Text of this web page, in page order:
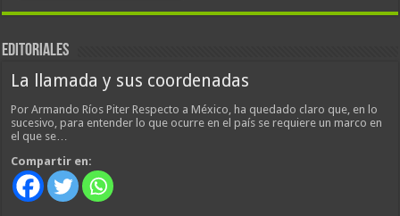
EDITORIALES
La llamada y sus coordenadas
Por Armando Ríos Piter Respecto a México, ha quedado claro que, en lo
sucesivo, para entender lo que ocurre en el país se requiere un marco en
el que se…
Compartir en: